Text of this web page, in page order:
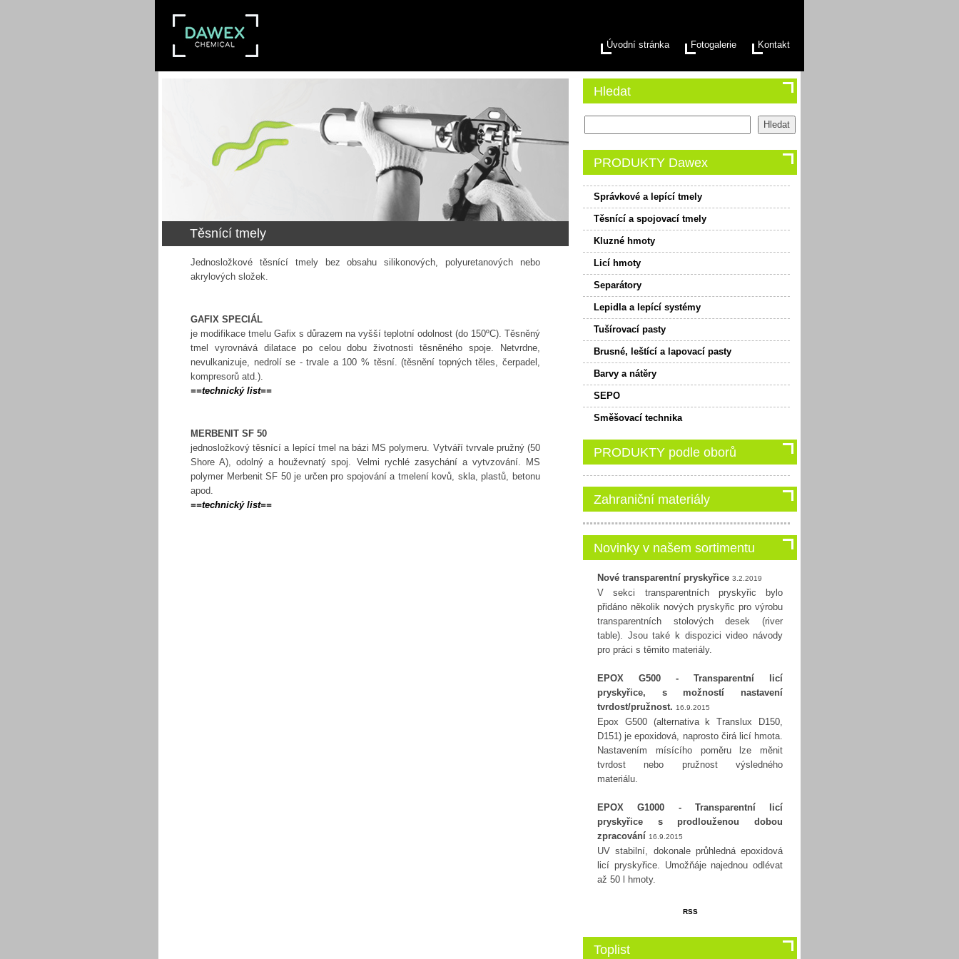
Úvodní stránka Fotogalerie Kontakt
Těsnící tmely
Jednosložkové těsnící tmely bez obsahu silikonových, polyuretanových nebo
akrylových složek.
GAFIX SPECIÁL
je modifikace tmelu Gafix s důrazem na vyšší teplotní odolnost (do 150ºC). Těsněný
tmel vyrovnává dilatace po celou dobu životnosti těsněného spoje. Netvrdne,
nevulkanizuje, nedrolí se - trvale a 100 % těsní. (těsnění topných těles, čerpadel,
kompresorů atd.).
==technický list==
MERBENIT SF 50
jednosložkový těsnící a lepící tmel na bázi MS polymeru. Vytváří tvrvale pružný (50
Shore A), odolný a houževnatý spoj. Velmi rychlé zasychání a vytvzování. MS
polymer Merbenit SF 50 je určen pro spojování a tmelení kovů, skla, plastů, betonu
apod.
==technický list==
Hledat
PRODUKTY Dawex
Správkové a lepící tmely
Těsnící a spojovací tmely
Kluzné hmoty
Licí hmoty
Separátory
Lepidla a lepící systémy
Tušírovací pasty
Brusné, leštící a lapovací pasty
Barvy a nátěry
SEPO
Směšovací technika
PRODUKTY podle oborů
Zahraniční materiály
Novinky v našem sortimentu
Nové transparentní pryskyřice 3.2.2019
V sekci transparentních pryskyřic bylo
přidáno několik nových pryskyřic pro výrobu
transparentních stolových desek (river
table). Jsou také k dispozici video návody
pro práci s těmito materiály.
EPOX G500 - Transparentní licí
pryskyřice, s možností nastavení
tvrdost/pružnost. 16.9.2015
Epox G500 (alternativa k Translux D150,
D151) je epoxidová, naprosto čirá licí hmota.
Nastavením mísícího poměru lze měnit
tvrdost nebo pružnost výsledného
materiálu.
EPOX G1000 - Transparentní licí
pryskyřice s prodlouženou dobou
zpracování 16.9.2015
UV stabilní, dokonale průhledná epoxidová
licí pryskyřice. Umožňáje najednou odlévat
až 50 l hmoty.
RSS
Toplist